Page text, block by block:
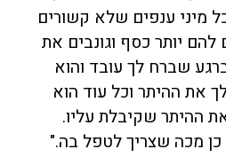
מיני ענפים שלא קשורים
יותר כסף וגונבים את
שברח לך עובד והוא
את ההיתר וכל עוד הוא
ההיתר שקיבלת עליו.
כן מכה שצריך לטפל בה."